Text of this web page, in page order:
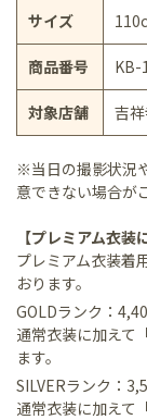
サイズ
商品番号 KB-
対象店舗 吉
※当日の撮影状況
意できない場合が
【プレミアム衣装
プレミアム衣装着
おります。
GOLDランク：
通常衣装に加えて
ます。
SILVERランク：
通常衣装に加えて